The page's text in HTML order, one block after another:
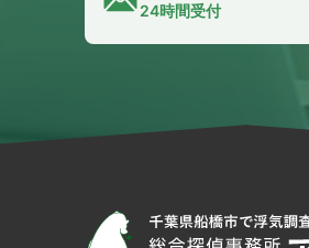
24時間受付